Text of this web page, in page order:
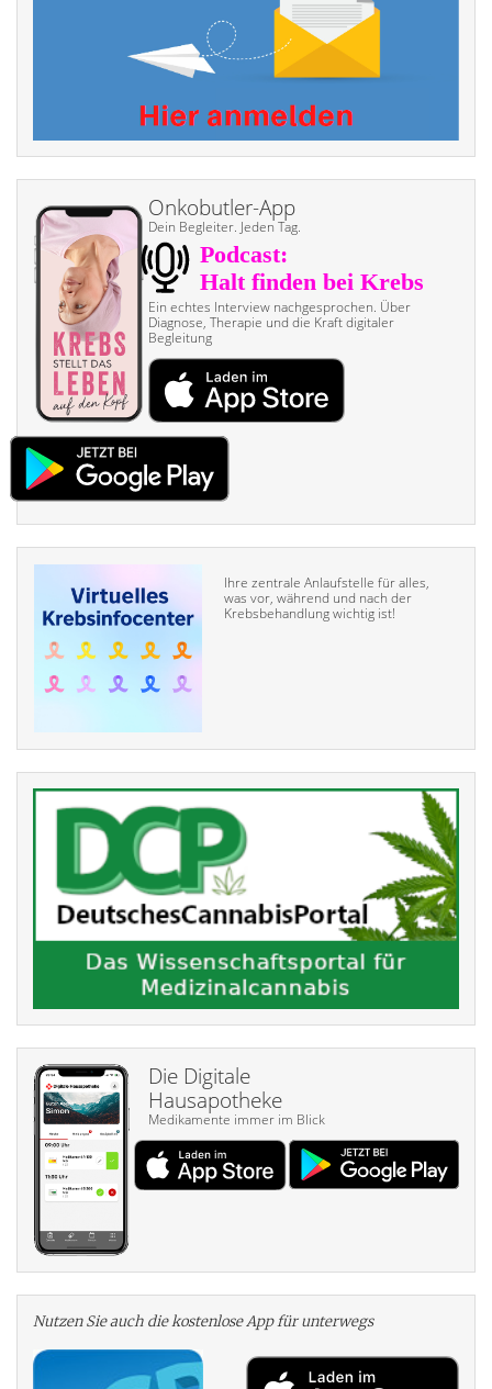
Onkobutler-App
Dein Begleiter. Jeden Tag.
Ein echtes Interview nach­gesprochen. Über
Diagnose, Therapie und die Kraft digitaler
Begleitung
Ihre zentrale Anlaufstelle für alles,
was vor, während und nach der
Krebsbehandlung wichtig ist!
Die Digitale
Hausapotheke
Medikamente immer im Blick
Nutzen Sie auch die kosten­lose App für unterwegs